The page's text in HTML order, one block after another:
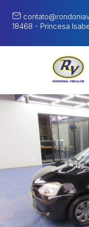
18468 - Princesa